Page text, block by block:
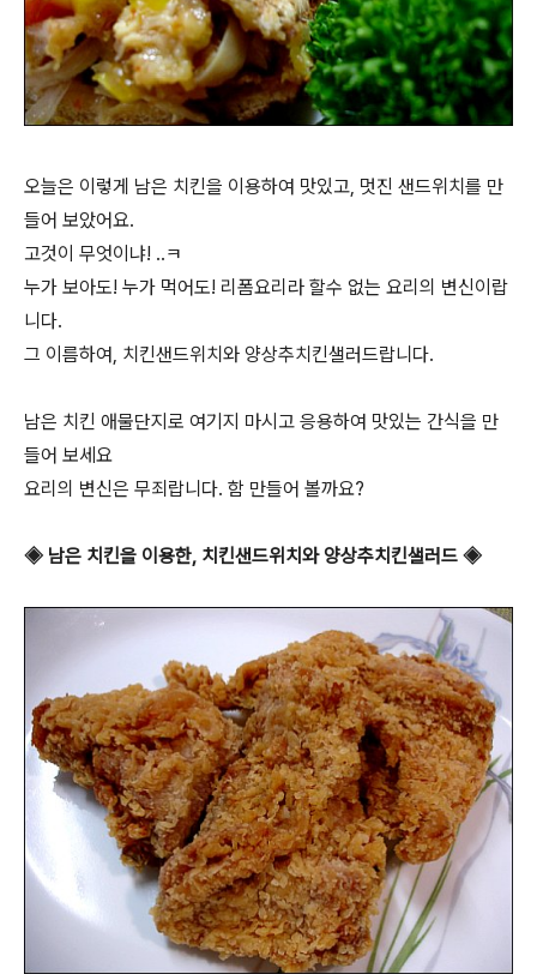
오늘은 이렇게 남은 치킨을 이용하여 맛있고, 멋진 샌드위치를 만
들어 보았어요.
고것이 무엇이냐! ..ㅋ
누가 보아도! 누가 먹어도! 리폼요리라 할수 없는 요리의 변신이랍
니다.
그 이름하여, 치킨샌드위치와 양상추치킨샐러드랍니다.
남은 치킨 애물단지로 여기지 마시고 응용하여 맛있는 간식을 만
들어 보세요
요리의 변신은 무죄랍니다. 함 만들어 볼까요?
◈ 남은 치킨을 이용한, 치킨샌드위치와 양상추치킨샐러드 ◈